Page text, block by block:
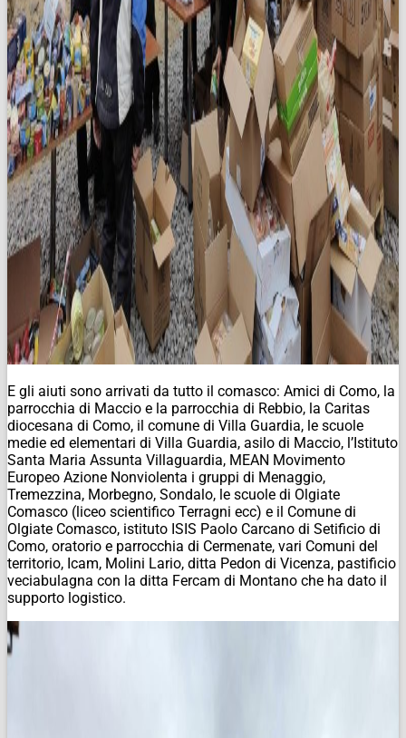
E gli aiuti sono arrivati da tutto il comasco: Amici di Como, la
parrocchia di Maccio e la parrocchia di Rebbio, la Caritas
diocesana di Como, il comune di Villa Guardia, le scuole
medie ed elementari di Villa Guardia, asilo di Maccio, l’Istituto
Santa Maria Assunta Villaguardia, MEAN Movimento
Europeo Azione Nonviolenta i gruppi di Menaggio,
Tremezzina, Morbegno, Sondalo, le scuole di Olgiate
Comasco (liceo scientifico Terragni ecc) e il Comune di
Olgiate Comasco, istituto ISIS Paolo Carcano di Setificio di
Como, oratorio e parrocchia di Cermenate, vari Comuni del
territorio, Icam, Molini Lario, ditta Pedon di Vicenza, pastificio
veciabulagna con la ditta Fercam di Montano che ha dato il
supporto logistico.